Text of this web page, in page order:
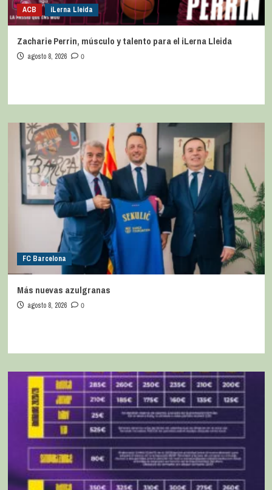
ACB iLerna Lleida
Zacharie Perrin, músculo y talento para el iLerna Lleida
agosto 8, 2026 0
FC Barcelona
Más nuevas azulgranas
agosto 8, 2026 0